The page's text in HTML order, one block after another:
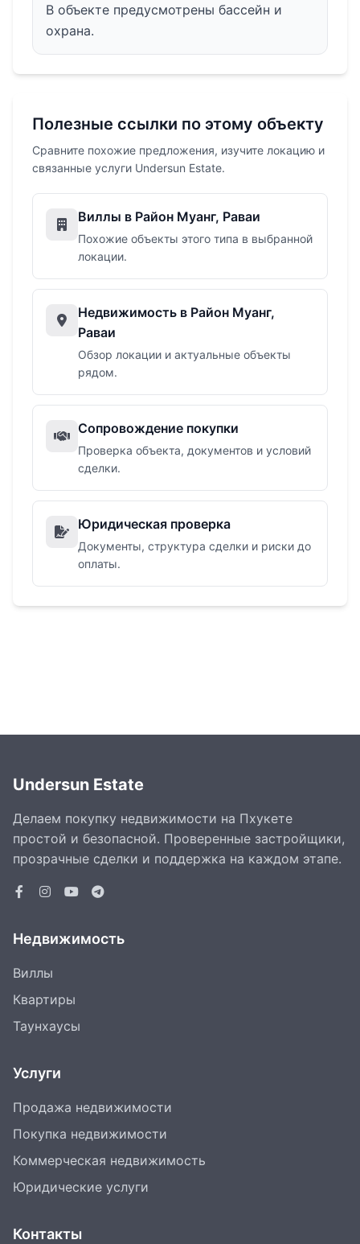
В объекте предусмотрены бассейн и
охрана.
Полезные ссылки по этому объекту
Сравните похожие предложения, изучите локацию и
связанные услуги Undersun Estate.
Виллы в Район Муанг, Раваи
Похожие объекты этого типа в выбранной
локации.
Недвижимость в Район Муанг,
Раваи
Обзор локации и актуальные объекты
рядом.
Сопровождение покупки
Проверка объекта, документов и условий
сделки.
Юридическая проверка
Документы, структура сделки и риски до
оплаты.
Undersun Estate
Делаем покупку недвижимости на Пхукете
простой и безопасной. Проверенные застройщики,
прозрачные сделки и поддержка на каждом этапе.
Недвижимость
Виллы
Квартиры
Таунхаусы
Услуги
Продажа недвижимости
Покупка недвижимости
Коммерческая недвижимость
Юридические услуги
Контакты